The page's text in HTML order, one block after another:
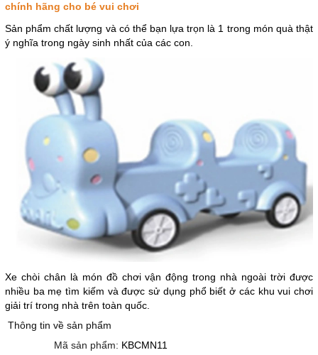
chính hãng cho bé vui chơi
Sản phẩm chất lượng và có thể bạn lựa trọn là 1 trong món quà thật
ý nghĩa trong ngày sinh nhất của các con.
Xe chòi chân là món đồ chơi vận động trong nhà ngoài trời được
nhiều ba mẹ tìm kiếm và được sử dụng phổ biết ở các khu vui chơi
giải trí trong nhà trên toàn quốc.
Thông tin về sản phẩm
Mã sản phẩm: KBCMN11